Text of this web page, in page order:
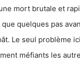
mort brutale et
quelques pas
Le seul problème
méfiants les